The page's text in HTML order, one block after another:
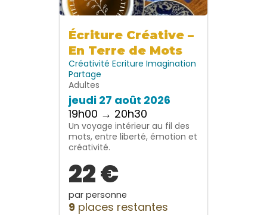
Écriture Créative –
En Terre de Mots
Créativité Ecriture Imagination
Partage
Adultes
jeudi 27 août 2026
19h00 → 20h30
Un voyage intérieur au fil des
mots, entre liberté, émotion et
créativité.
22 €
par personne
9 places restantes